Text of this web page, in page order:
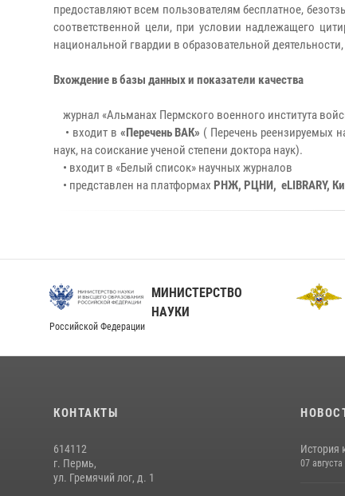
предоставляют всем пользователям бесплатное,
соответственной цели, при условии надлежащего
национальной гвардии в образовательной
Вхождение в базы данных и показатели качества
журнал «Альманах Пермского военного института
• входит в «Перечень ВАК» ( Перечень реензируемых
наук, на соискание ученой степени доктора наук).
• входит в «Белый список» научных журналов
• представлен на платформах РНЖ, РЦНИ, eLIBRARY,
МИНИСТЕРСТВО
НАУКИ
Российской Федерации
КОНТАКТЫ
614112
г. Пермь,
ул. Гремячий лог, д. 1
История
07